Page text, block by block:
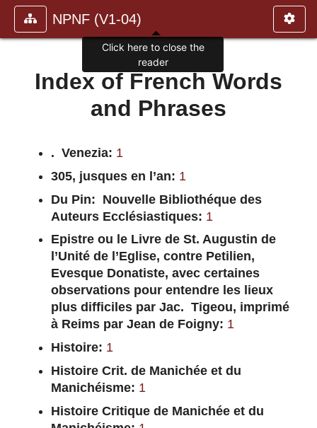
NPNF (V1-04)
Index of French Words
and Phrases
. Venezia: 1
305, jusques en l’an: 1
Du Pin: Nouvelle Bibliothéque des
Auteurs Ecclésiastiques: 1
Epistre ou le Livre de St. Augustin de
l’Unité de l’Eglise, contre Petilien,
Evesque Donatiste, avec certaines
observations pour entendre les lieux
plus difficiles par Jac. Tigeou, imprimé
à Reims par Jean de Foigny: 1
Histoire: 1
Histoire Crit. de Manichée et du
Manichéisme: 1
Histoire Critique de Manichée et du
Click here to close the
reader